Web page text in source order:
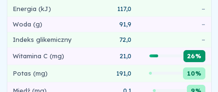
Energia (kJ) 117,0
–
Woda (g)
91,9
–
Indeks glikemiczny
72,0 –
Witamina C (mg) 21,0 26%
Potas (mg) 191,0 10%
Miedź (mg) 0,1